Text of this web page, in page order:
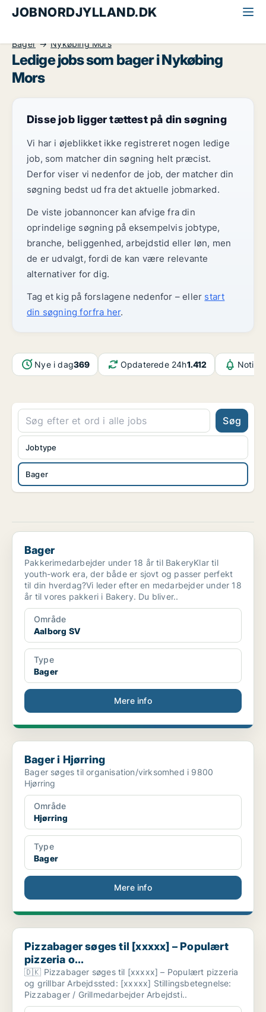
JOBNORDJYLLAND.DK
Bager
Nykøbing Mors
Ledige jobs som bager i Nykøbing
Mors
Disse job ligger tættest på din søgning
Vi har i øjeblikket ikke registreret nogen ledige
job, som matcher din søgning helt præcist.
Derfor viser vi nedenfor de job, der matcher din
søgning bedst ud fra det aktuelle jobmarked.
De viste jobannoncer kan afvige fra din
oprindelige søgning på eksempelvis jobtype,
branche, beliggenhed, arbejdstid eller løn, men
de er udvalgt, fordi de kan være relevante
alternativer for dig.
Tag et kig på forslagene nedenfor – eller start
din søgning forfra her.
Nye i dag369 Opdaterede 24h1.412
Søg
Bager
Jobtype
Bager
Bager
Pakkerimedarbejder under 18 år til BakeryKlar til
youth-work era, der både er sjovt og passer perfekt
til din hverdag?Vi leder efter en medarbejder under 18
år til vores pakkeri i Bakery. Du bliver..
Område
Aalborg SV
Type
Bager
Mere info
Bager i Hjørring
Bager i Hjørring
Bager søges til organisation/virksomhed i 9800
Hjørring
Område
Hjørring
Type
Bager
Mere info
Pizzabager søges til [xxxxx] – Populært pizzeria o...
Pizzabager søges til [xxxxx] – Populært
pizzeria o...
🇩🇰 Pizzabager søges til [xxxxx] – Populært pizzeria
og grillbar Arbejdssted: [xxxxx] Stillingsbetegnelse:
Pizzabager / Grillmedarbejder Arbejdsti..